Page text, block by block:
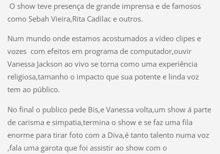
O show teve presença de grande imprensa e de famosos
como Sebah Vieira,Rita Cadilac e outros.
Num mundo onde estamos acostumados a vídeo clipes e
vozes com efeitos em programa de computador,ouvir
Vanessa Jackson ao vivo se torna como uma experiência
religiosa,tamanho o impacto que sua potente e linda voz
tem ao público.
No final o publico pede Bis,e Vanessa volta,um show á parte
de carisma e simpatia,termina o show e se faz uma fila
enorme para tirar foto com a Diva,é tanto talento numa voz
,fala uma garota que foi assistir ao show com o